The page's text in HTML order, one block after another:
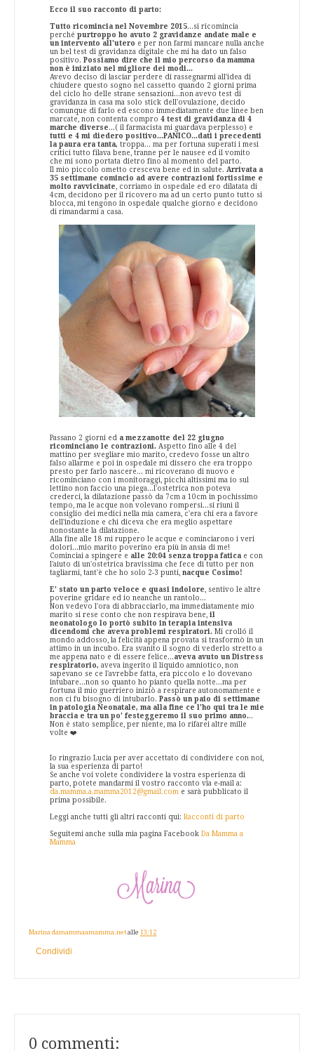
Ecco il suo racconto di parto:
Tutto ricomincia nel Novembre 2015...si ricomincia
perché purtroppo ho avuto 2 gravidanze andate male e
un intervento all'utero e per non farmi mancare nulla anche
un bel test di gravidanza digitale che mi ha dato un falso
positivo. Possiamo dire che il mio percorso da mamma
non è iniziato nel migliore dei modi...
Avevo deciso di lasciar perdere di rassegnarmi all'idea di
chiudere questo sogno nel cassetto quando 2 giorni prima
del ciclo ho delle strane sensazioni...non avevo test di
gravidanza in casa ma solo stick dell'ovulazione, decido
comunque di farlo ed escono immediatamente due linee ben
marcate, non contenta compro 4 test di gravidanza di 4
marche diverse...( il farmacista mi guardava perplesso) e
tutti e 4 mi diedero positivo...PANICO...dati i precedenti
la paura era tanta, troppa... ma per fortuna superati i mesi
critici tutto filava bene, tranne per le nausee ed il vomito
che mi sono portata dietro fino al momento del parto.
Il mio piccolo ometto cresceva bene ed in salute. Arrivata a
35 settimane comincio ad avere contrazioni fortissime e
molto ravvicinate , corriamo in ospedale ed ero dilatata di
4cm, decidono per il ricovero ma ad un certo punto tutto si
blocca, mi tengono in ospedale qualche giorno e decidono
di rimandarmi a casa.
Passano 2 giorni ed a mezzanotte del 22 giugno
ricominciano le contrazioni. Aspetto fino alle 4 del
mattino per svegliare mio marito, credevo fosse un altro
falso allarme e poi in ospedale mi dissero che era troppo
presto per farlo nascere... mi ricoverano di nuovo e
ricominciano con i monitoraggi, picchi altissimi ma io sul
lettino non faccio una piega...l'ostetrica non poteva
crederci, la dilatazione passò da 7cm a 10cm in pochissimo
tempo, ma le acque non volevano rompersi...si riunì il
consiglio dei medici nella mia camera, c'era chi era a favore
dell'induzione e chi diceva che era meglio aspettare
nonostante la dilatazione.
Alla fine alle 18 mi ruppero le acque e cominciarono i veri
dolori...mio marito poverino era più in ansia di me!
Cominciai a spingere e alle 20:04 senza troppa fatica e con
l'aiuto di un'ostetrica bravissima che fece di tutto per non
tagliarmi, tant'è che ho solo 2-3 punti, nacque Cosimo!
E' stato un parto veloce e quasi indolore , sentivo le altre
poverine gridare ed io neanche un rantolo...
Non vedevo l'ora di abbracciarlo, ma immediatamente mio
marito si rese conto che non respirava bene, il
neonatologo lo portò subito in terapia intensiva
dicendomi che aveva problemi respiratori. Mi crolló il
mondo addosso, la felicità appena provata si trasformò in un
attimo in un incubo. Era svanito il sogno di vederlo stretto a
me appena nato e di essere felice...aveva avuto un Distress
respiratorio, aveva ingerito il liquido amniotico, non
sapevano se ce l'avrebbe fatta, era piccolo e lo dovevano
intubare...non so quanto ho pianto quella notte...ma per
fortuna il mio guerriero iniziò a respirare autonomamente e
non ci fu bisogno di intubarlo. Passò un paio di settimane
in patologia Neonatale, ma alla fine ce l'ho qui tra le mie
braccia e tra un po' festeggeremo il suo primo anno...
Non è stato semplice, per niente, ma lo rifarei altre mille
volte ❤️
Io ringrazio Lucia per aver accettato di condividere con noi,
la sua esperienza di parto!
Se anche voi volete condividere la vostra esperienza di
parto, potete mandarmi il vostro racconto via e-mail a:
da.mamma.a.mamma2012@gmail.com e sarà pubblicato il
prima possibile.
Leggi anche tutti gli altri racconti qui: Racconti di parto
Seguitemi anche sulla mia pagina Facebook Da Mamma a
Mamma
Marina damammaamamma.net alle 13:12
Condividi
0 commenti: